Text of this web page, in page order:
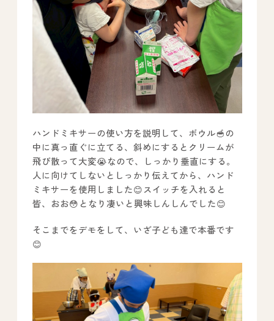
ハンドミキサーの使い方を説明して、ボウル🥣の
中に真っ直ぐに立てる、斜めにするとクリームが
飛び散って大変😭なので、しっかり垂直にする。
人に向けてしないとしっかり伝えてから、ハンド
ミキサーを使用しました😊スイッチを入れると
皆、おお😳となり凄いと興味しんしんでした😊
そこまでをデモをして、いざ子ども達で本番です
😊